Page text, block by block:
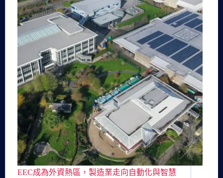
EEC成為外資熱區，製造業走向自動化與智慧